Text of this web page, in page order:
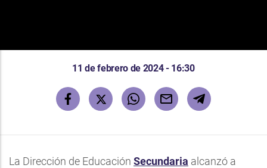
11 de febrero de 2024 - 16:30
La Dirección de Educación Secundaria alcanzó a